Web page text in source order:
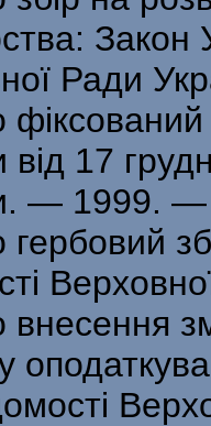
Закон
Ради
від 17
— 1999.